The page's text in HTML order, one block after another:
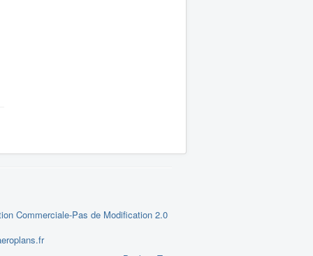
Commerciale-Pas de Modification 2.0